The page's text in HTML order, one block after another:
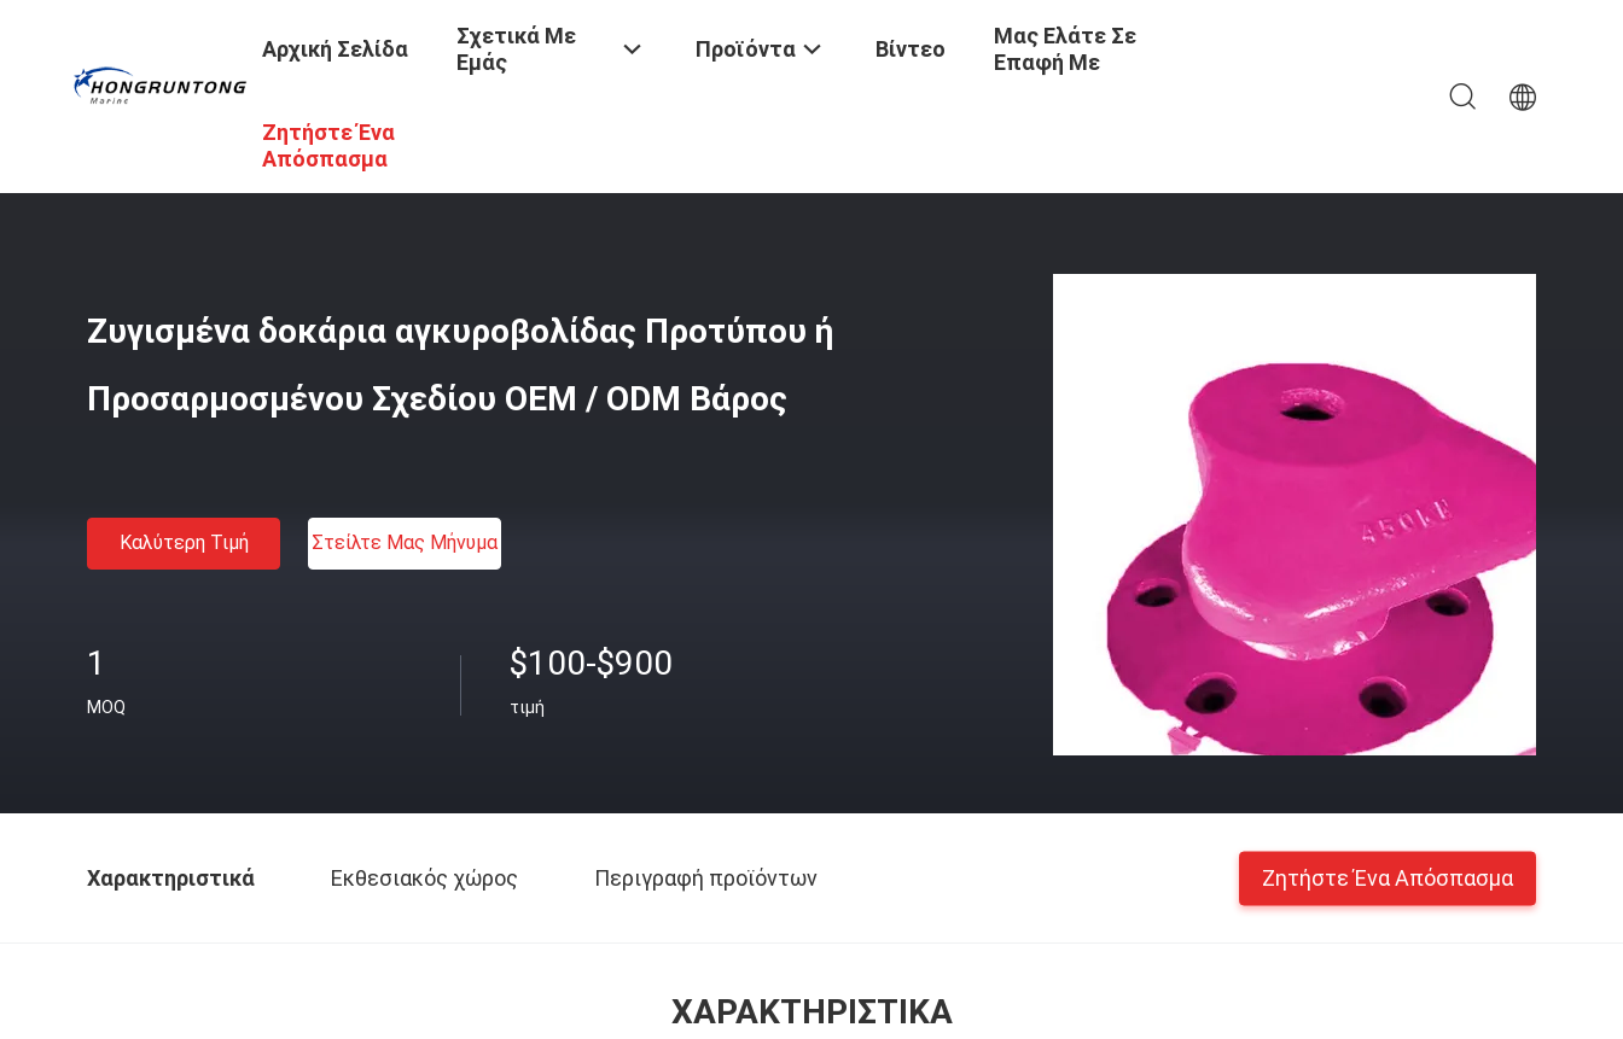
Αρχική Σελίδα
Σχετικά Με
Εμάς
Προϊόντα Βίντεο
Μας Ελάτε Σε
Επαφή Με
Ζητήστε Ένα
Απόσπασμα
Προϊόντα / Στυλίσκοι Πρόσδεσης
Ζυγισμένα δοκάρια αγκυροβολίδας Προτύπου ή
Προσαρμοσμένου Σχεδίου OEM / ODM Βάρος
Καλύτερη Τιμή Στείλτε Μας Μήνυμα
1
MOQ
$100-$900
τιμή
Χαρακτηριστικά Εκθεσιακός χώρος Περιγραφή προϊόντων Ζητήστε Ένα Απόσπασμα
ΧΑΡΑΚΤΗΡΙΣΤΙΚΆ